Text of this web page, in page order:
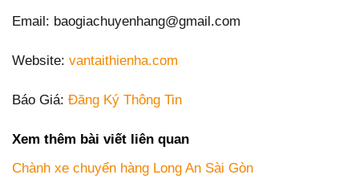
Email: baogiachuyenhang@gmail.com
Website: vantaithienha.com
Báo Giá: Đăng Ký Thông Tin
Xem thêm bài viết liên quan
Chành xe chuyển hàng Long An Sài Gòn